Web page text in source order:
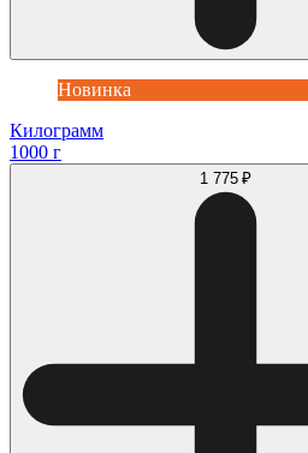
Новинка
Килограмм
1000 г
1 775 ₽